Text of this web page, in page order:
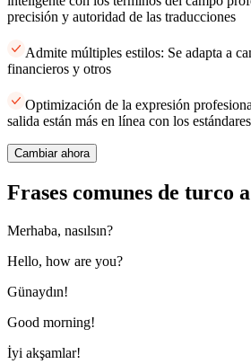
precisión y autoridad de las traducciones
Admite múltiples estilos: Se adapta a
financieros y otros
Optimización de la expresión
salida están más en línea con los
Cambiar ahora
Frases comunes de turco
Merhaba, nasılsın?
Hello, how are you?
Günaydın!
Good morning!
İyi akşamlar!